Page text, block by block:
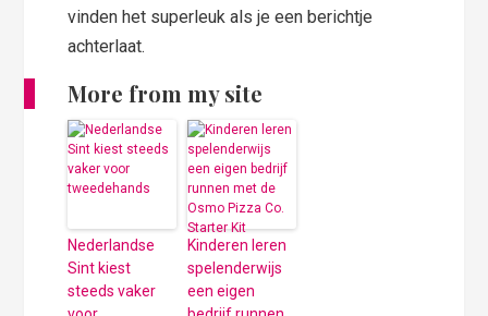
vinden het superleuk als je een berichtje
achterlaat.
More from my site
Nederlandse
Sint kiest
steeds vaker
Kinderen leren
spelenderwijs
een eigen